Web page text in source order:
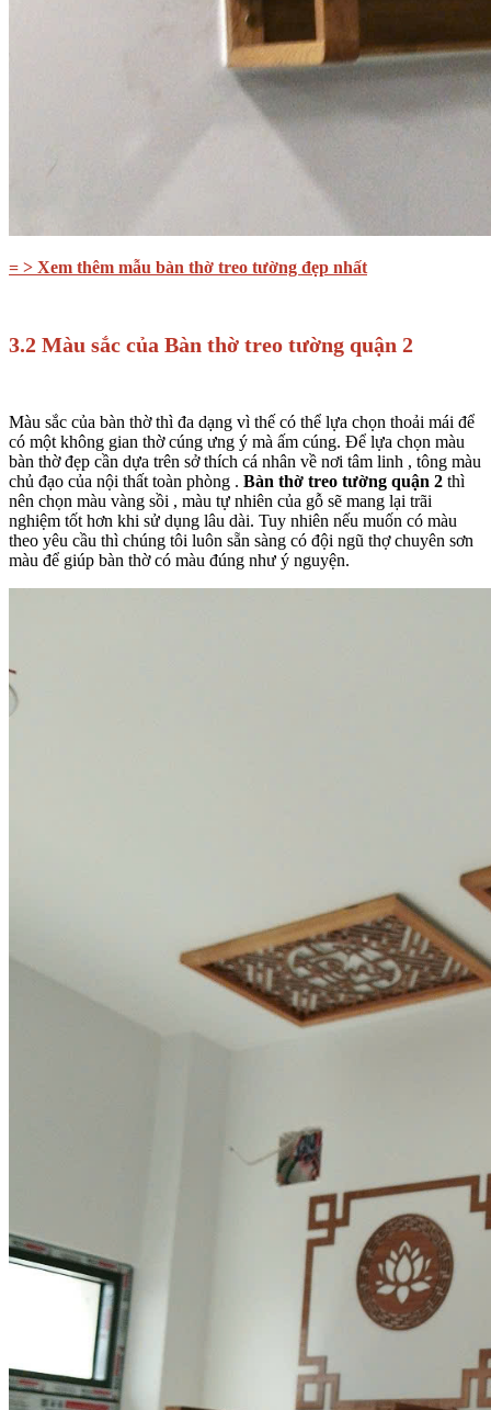
= > Xem thêm mẫu bàn thờ treo tường đẹp nhất
3.2 Màu sắc của Bàn thờ treo tường quận 2
Màu sắc của bàn thờ thì đa dạng vì thế có thể lựa chọn thoải mái để
có một không gian thờ cúng ưng ý mà ấm cúng. Để lựa chọn màu
bàn thờ đẹp cần dựa trên sở thích cá nhân về nơi tâm linh , tông màu
chủ đạo của nội thất toàn phòng . Bàn thờ treo tường quận 2 thì
nên chọn màu vàng sồi , màu tự nhiên của gỗ sẽ mang lại trãi
nghiệm tốt hơn khi sử dụng lâu dài. Tuy nhiên nếu muốn có màu
theo yêu cầu thì chúng tôi luôn sẵn sàng có đội ngũ thợ chuyên sơn
màu để giúp bàn thờ có màu đúng như ý nguyện.